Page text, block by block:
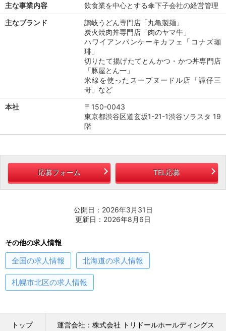
主な事業内容
飲食業を中心とする傘下子会社の経営管理
主なブランド
讃岐うどん専門店「丸亀製麺」
炭火焼肉丼専門店「肉のヤマ牛」
ハワイアンパンケーキカフェ「コナズ珈
琲」
切りたて揚げたてとんかつ・かつ丼専門店
「豚屋とん一」
米線を使ったスープヌードル店「譚仔三
哥」など
本社
〒150-0043
東京都渋谷区道玄坂1-21-1渋谷ソラスタ 19
階
応募フォーム TEL応募
公開日：2026年3月31日
更新日：2026年8月6日
その他の求人情報
全国の求人情報 北海道の求人情報
札幌市北区の求人情報
トップ 運営会社：株式会社 トリドールホールディングス